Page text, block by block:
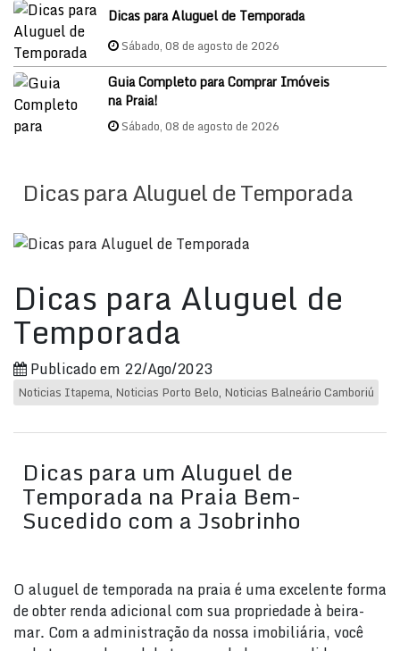
Dicas para Aluguel de Temporada
Sábado, 08 de agosto de 2026
Guia Completo para Comprar Imóveis
na Praia!
Sábado, 08 de agosto de 2026
Dicas para Aluguel de Temporada
Dicas para Aluguel de
Temporada
Publicado em 22/Ago/2023
Noticias Itapema, Noticias Porto Belo, Noticias Balneário Camboriú
Dicas para um Aluguel de
Temporada na Praia Bem-
Sucedido com a Jsobrinho
O aluguel de temporada na praia é uma excelente forma
de obter renda adicional com sua propriedade à beira-
mar. Com a administração da nossa imobiliária, você